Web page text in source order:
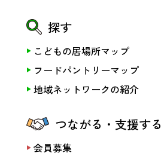
探す
こどもの居場所マップ
フードパントリーマップ
地域ネットワークの紹介
つながる・支援する
会員募集